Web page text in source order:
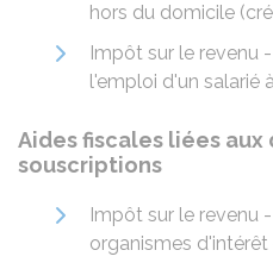
hors du domicile
Impôt sur le revenu
l'emploi d'un salarié
Aides fiscales liées
souscriptions
Impôt sur le revenu
organismes d'intérêt